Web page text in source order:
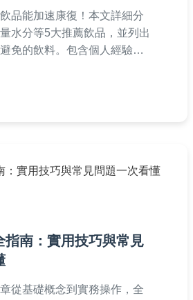
品能加速康復！本文詳細分
水分等5大推薦飲品，並列出
免的飲料。包含個人經驗、
飲食建議，讓您快速恢復健
指南：實用技巧與常見
從基礎概念到實務操作，全